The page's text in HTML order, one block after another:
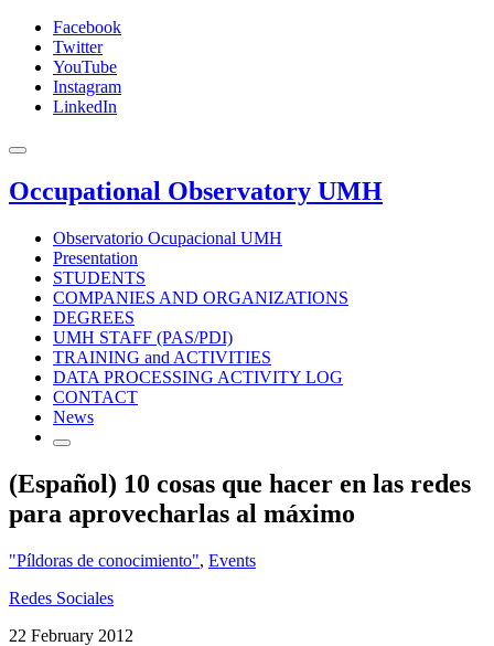
Facebook
Twitter
YouTube
Instagram
LinkedIn
Occupational Observatory UMH
Observatorio Ocupacional UMH
Presentation
STUDENTS
COMPANIES AND ORGANIZATIONS
DEGREES
UMH STAFF (PAS/PDI)
TRAINING and ACTIVITIES
DATA PROCESSING ACTIVITY LOG
CONTACT
News
(Español) 10 cosas que hacer en las redes
para aprovecharlas al máximo
"Píldoras de conocimiento", Events
Redes Sociales
22 February 2012